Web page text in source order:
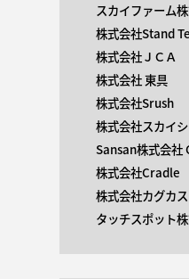
スカイファーム
株式会社Stand
株式会社ＪＣＡ
株式会社 東具
株式会社Srush
株式会社スカイ
Sansan株式会
株式会社Cradle
株式会社カグカス
タッチスポット